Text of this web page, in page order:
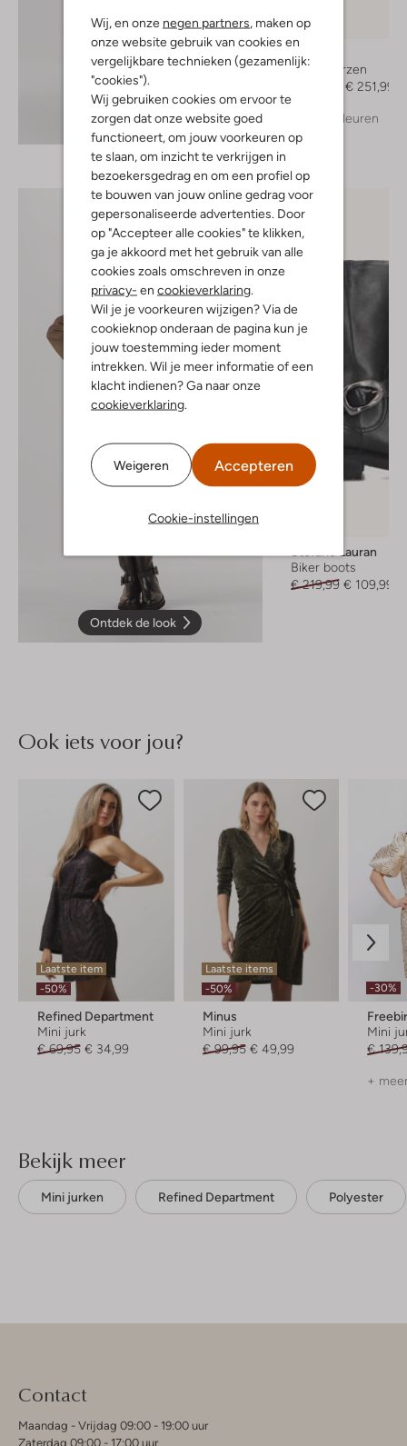
Wij, en onze negen partners, maken op
onze website gebruik van cookies en
vergelijkbare technieken (gezamenlijk:
"cookies").
Wij gebruiken cookies om ervoor te
zorgen dat onze website goed
functioneert, om jouw voorkeuren op
te slaan, om inzicht te verkrijgen in
bezoekersgedrag en om een profiel op
te bouwen van jouw online gedrag voor
gepersonaliseerde advertenties. Door
op "Accepteer alle cookies" te klikken,
ga je akkoord met het gebruik van alle
cookies zoals omschreven in onze
privacy- en cookieverklaring.
Wil je je voorkeuren wijzigen? Via de
cookieknop onderaan de pagina kun je
jouw toestemming ieder moment
intrekken. Wil je meer informatie of een
klacht indienen? Ga naar onze
cookieverklaring.
Weigeren Accepteren
Cookie-instellingen
Ontdek de look
-30%
Toral
Hoge laarzen
€ 251,99
+ meer kleuren
Ontdek de look
Stefano Lauran
Biker boots
€ 219,99 € 109,99
Ook iets voor jou?
Laatste item
-50%
Refined Department
Mini jurk
€ 69,95 € 34,99
Laatste items
-50%
Minus
Mini jurk
€ 99,95 € 49,99
-30%
Mini
€
+
Bekijk meer
Mini jurken Refined Department Polyester
Contact
Maandag - Vrijdag 09:00 - 19:00 uur
Zaterdag 09:00 - 17:00 uur